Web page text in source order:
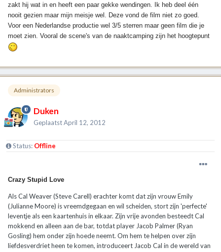
zakt hij wat in en heeft een paar gekke wendingen. Ik heb deel één
nooit gezien maar mijn meisje wel. Deze vond de film niet zo goed.
Voor een Nederlandse productie wel 3/5 sterren maar geen film die je
moet zien. Vooral de scene's van de naaktcamping zijn het hoogtepunt
Administrators
Duken
GeplaatstApril 12, 2012
Status: Offline
Crazy Stupid Love
Als Cal Weaver (Steve Carell) erachter komt dat zijn vrouw Emily
(Julianne Moore) is vreemdgegaan en wil scheiden, stort zijn 'perfecte'
leventje als een kaartenhuis in elkaar. Zijn vrije avonden besteedt Cal
mokkend en alleen aan de bar, totdat player Jacob Palmer (Ryan
Gosling) hem onder zijn hoede neemt. Om hem te helpen over zijn
liefdesverdriet heen te komen, introduceert Jacob Cal in de wereld van